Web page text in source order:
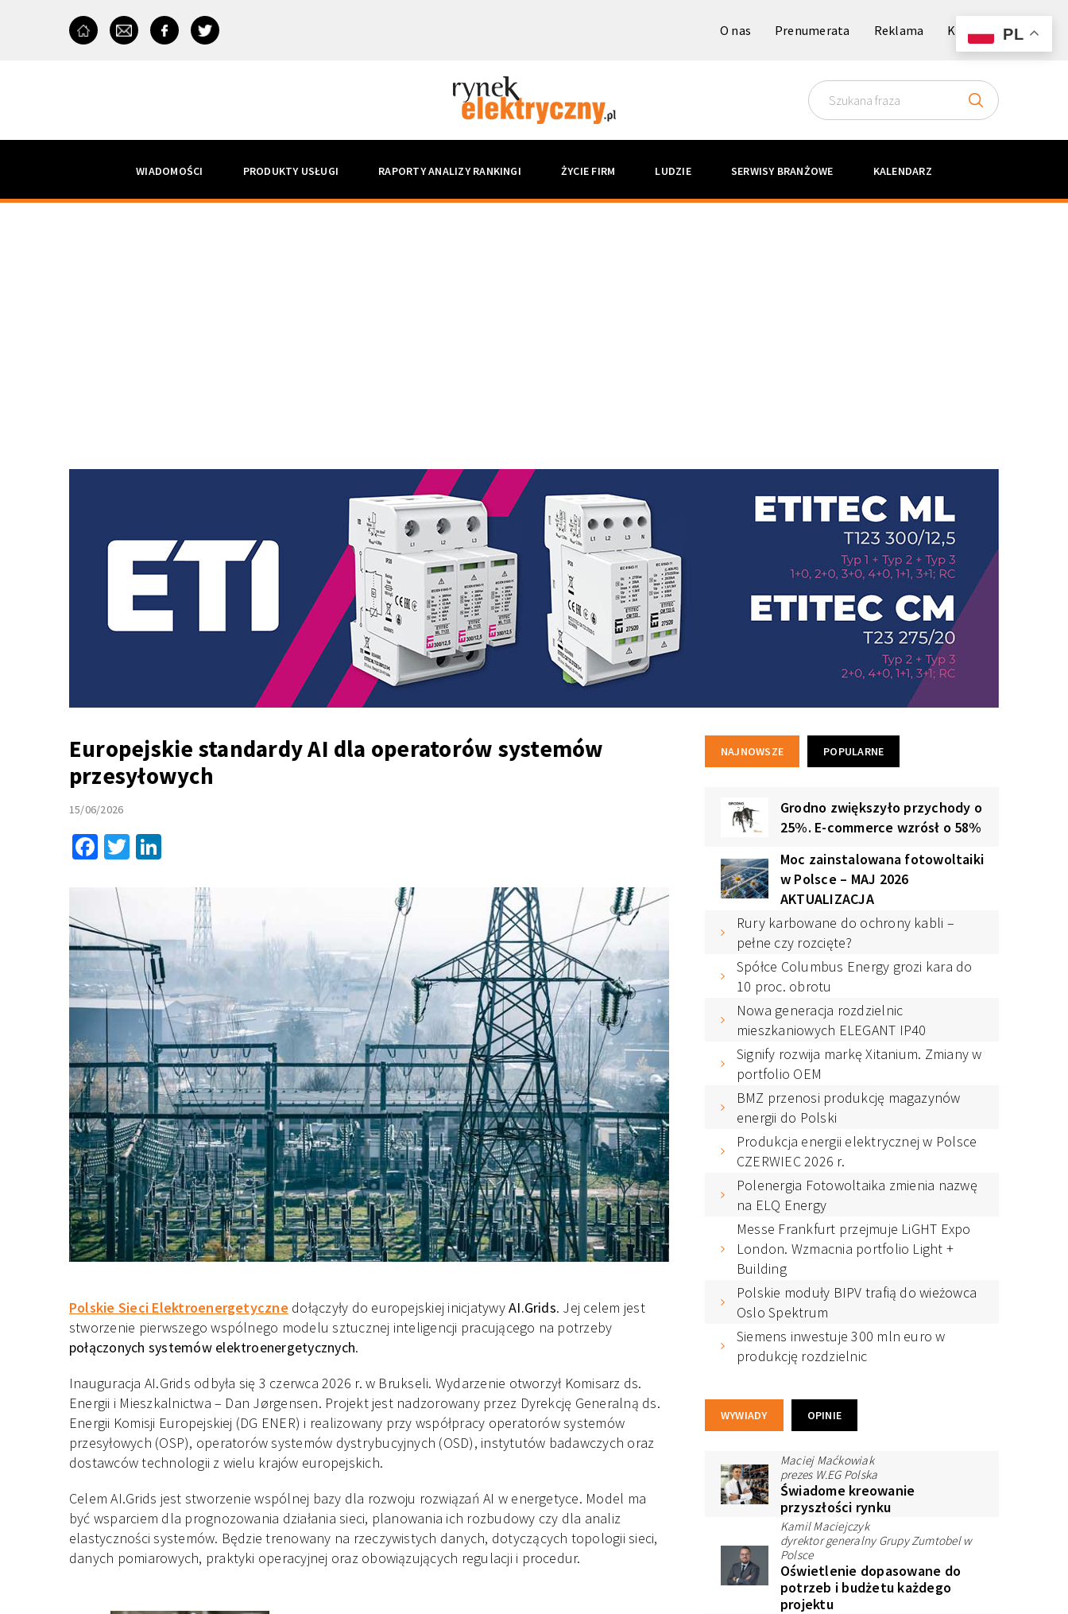
O nas Prenumerata Reklama Kontakt
WIADOMOŚCI PRODUKTY USŁUGI RAPORTY ANALIZY RANKINGI ŻYCIE FIRM LUDZIE SERWISY BRANŻOWE KALENDARZ
Europejskie standardy AI dla operatorów systemów
przesyłowych
15/06/2026
Facebook
Twitter
Polskie Sieci Elektroenergetyczne dołączyły do europejskiej inicjatywyAI.Grids. Jej celem jest
stworzenie pierwszego wspólnego modelu sztucznej inteligencji pracującego na potrzeby
połączonych systemów elektroenergetycznych.
Inauguracja AI.Grids odbyła się 3 czerwca 2026 r. w Brukseli. Wydarzenie otworzył Komisarz ds.
Energii i Mieszkalnictwa – Dan Jørgensen. Projekt jest nadzorowany przez Dyrekcję Generalną ds.
Energii Komisji Europejskiej (DG ENER) i realizowany przy współpracy operatorów systemów
przesyłowych (OSP), operatorów systemów dystrybucyjnych (OSD), instytutów badawczych oraz
dostawców technologii z wielu krajów europejskich.
Celem AI.Grids jest stworzenie wspólnej bazy dla rozwoju rozwiązań AI w energetyce. Model ma
być wsparciem dla prognozowania działania sieci, planowania ich rozbudowy czy dla analiz
elastyczności systemów. Będzie trenowany na rzeczywistych danych, dotyczących topologii sieci,
danych pomiarowych, praktyki operacyjnej oraz obowiązujących regulacji i procedur.
NAJNOWSZE POPULARNE
Grodno zwiększyło przychody o
25%. E-commerce wzrósł o 58%
Moc zainstalowana fotowoltaiki
w Polsce – MAJ 2026
AKTUALIZACJA
Rury karbowane do ochrony kabli –
pełne czy rozcięte?
Spółce Columbus Energy grozi kara do
10 proc. obrotu
Nowa generacja rozdzielnic
mieszkaniowych ELEGANT IP40
Signify rozwija markę Xitanium. Zmiany w
portfolio OEM
BMZ przenosi produkcję magazynów
energii do Polski
Produkcja energii elektrycznej w Polsce
CZERWIEC 2026 r.
Polenergia Fotowoltaika zmienia nazwę
na ELQ Energy
Messe Frankfurt przejmuje LiGHT Expo
London. Wzmacnia portfolio Light +
Building
Polskie moduły BIPV trafią do wieżowca
Oslo Spektrum
Siemens inwestuje 300 mln euro w
produkcję rozdzielnic
WYWIADY OPINIE
Maciej Maćkowiak
prezes W.EG Polska
Świadome kreowanie
przyszłości rynku
Kamil Maciejczyk
dyrektor generalny Grupy Zumtobel w
Polsce
Oświetlenie dopasowane do
potrzeb i budżetu każdego
projektu
PL